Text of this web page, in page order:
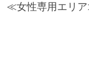
≪女性専用エリ